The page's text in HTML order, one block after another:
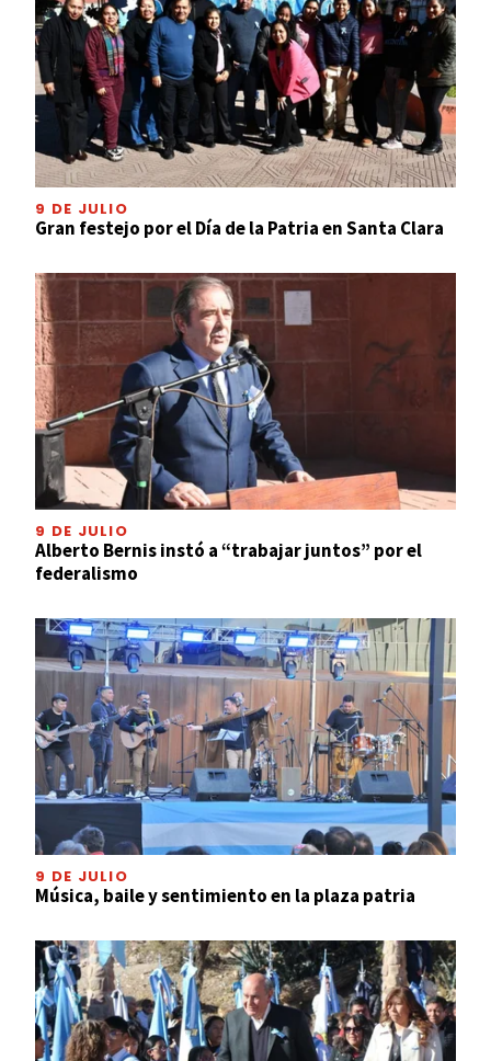
9 DE JULIO
Gran festejo por el Día de la Patria en Santa Clara
9 DE JULIO
Alberto Bernis instó a “trabajar juntos” por el
federalismo
9 DE JULIO
Música, baile y sentimiento en la plaza patria